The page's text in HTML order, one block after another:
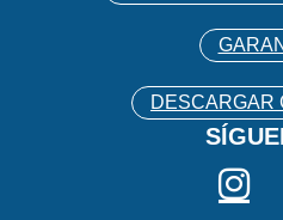
DESCARGAR